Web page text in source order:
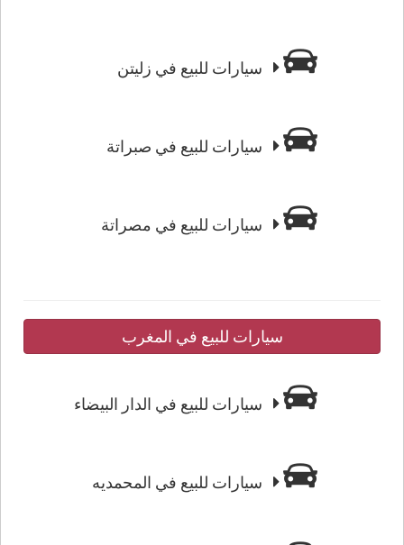
سيارات للبيع في زليتن
سيارات للبيع في صبراتة
سيارات للبيع في مصراتة
سيارات للبيع في المغرب
سيارات للبيع في الدار البيضاء
سيارات للبيع في المحمديه